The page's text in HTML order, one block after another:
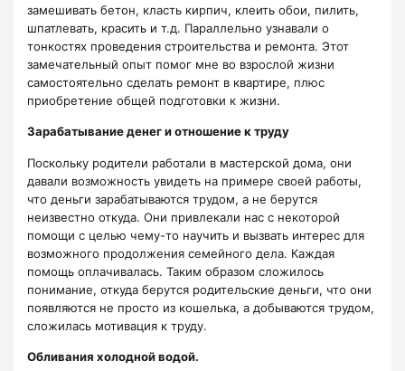
замешивать бетон, класть кирпич, клеить обои, пилить,
шпатлевать, красить и т.д. Параллельно узнавали о
тонкостях проведения строительства и ремонта. Этот
замечательный опыт помог мне во взрослой жизни
самостоятельно сделать ремонт в квартире, плюс
приобретение общей подготовки к жизни.
Зарабатывание денег и отношение к труду
Поскольку родители работали в мастерской дома, они
давали возможность увидеть на примере своей работы,
что деньги зарабатываются трудом, а не берутся
неизвестно откуда. Они привлекали нас с некоторой
помощи с целью чему-то научить и вызвать интерес для
возможного продолжения семейного дела. Каждая
помощь оплачивалась. Таким образом сложилось
понимание, откуда берутся родительские деньги, что они
появляются не просто из кошелька, а добываются трудом,
сложилась мотивация к труду.
Обливания холодной водой.